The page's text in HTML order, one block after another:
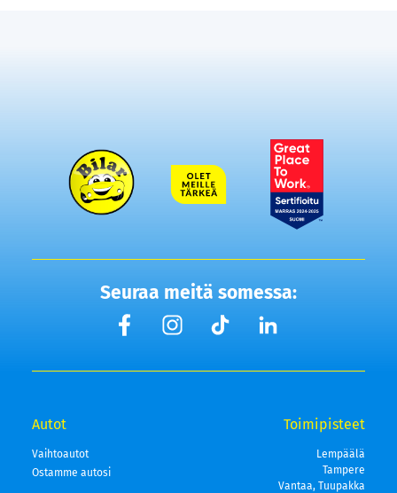
Seuraa meitä somessa:
Autot
Vaihtoautot
Ostamme autosi
Toimipisteet
Lempäälä
Tampere
Vantaa, Tuupakka